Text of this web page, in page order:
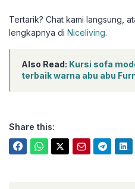
Tertarik? Chat kami langsung,
lengkapnya di Niceliving.
Also Read: Kursi sofa
terbaik warna abu abu
Share this: